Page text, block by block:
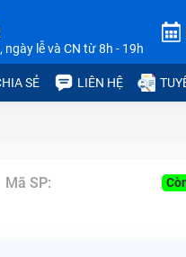
ngày lễ và CN từ 8h - 19h
SẺ LIÊN HỆ
Mã SP: